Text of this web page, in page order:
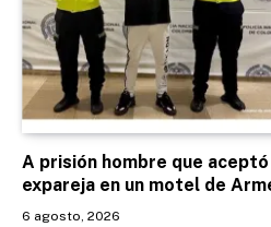
A prisión hombre que
expareja en un motel de
6 agosto, 2026